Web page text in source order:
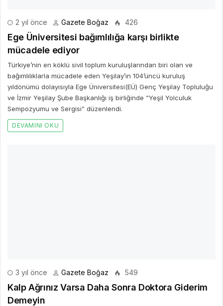
2 yıl önce Gazete Boğaz 426
Ege Üniversitesi bağımlılığa karşı birlikte
mücadele ediyor
Türkiye’nin en köklü sivil toplum kuruluşlarından biri olan ve
bağımlılıklarla mücadele eden Yeşilay’ın 104’üncü kuruluş
yıldönümü dolayısıyla Ege Üniversitesi(EÜ) Genç Yeşilay Topluluğu
ve İzmir Yeşilay Şube Başkanlığı iş birliğinde “Yeşil Yolculuk
Sempozyumu ve Sergisi” düzenlendi.
DEVAMINI OKU
3 yıl önce Gazete Boğaz 549
Kalp Ağrınız Varsa Daha Sonra Doktora Giderim
Demeyin